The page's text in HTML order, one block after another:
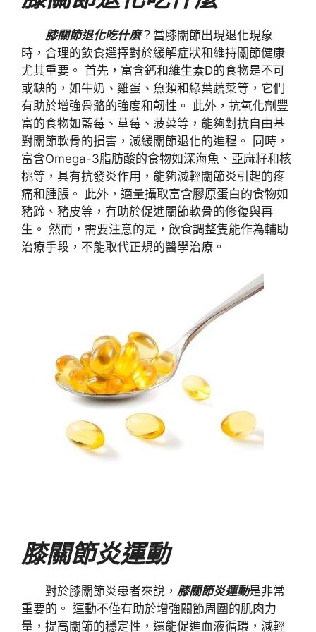
膝關節退化吃什麼？當膝關節出現退化現象
時，合理的飲食選擇對於緩解症狀和維持關節健康
尤其重要。 首先，富含鈣和維生素D的食物是不可
或缺的，如牛奶、雞蛋、魚類和綠葉蔬菜等，它們
有助於增強骨骼的強度和韌性。 此外，抗氧化劑豐
富的食物如藍莓、草莓、菠菜等，能夠對抗自由基
對關節軟骨的損害，減緩關節退化的進程。 同時，
富含Omega-3脂肪酸的食物如深海魚、亞麻籽和核
桃等，具有抗發炎作用，能夠減輕關節炎引起的疼
痛和腫脹。 此外，適量攝取富含膠原蛋白的食物如
豬蹄、豬皮等，有助於促進關節軟骨的修復與再
生。 然而，需要注意的是，飲食調整隻能作為輔助
治療手段，不能取代正規的醫學治療。
膝關節炎運動
對於膝關節炎患者來說， 膝關節炎運動是非常
重要的。 運動不僅有助於增強關節周圍的肌肉力
量，提高關節的穩定性，還能促進血液循環，減輕